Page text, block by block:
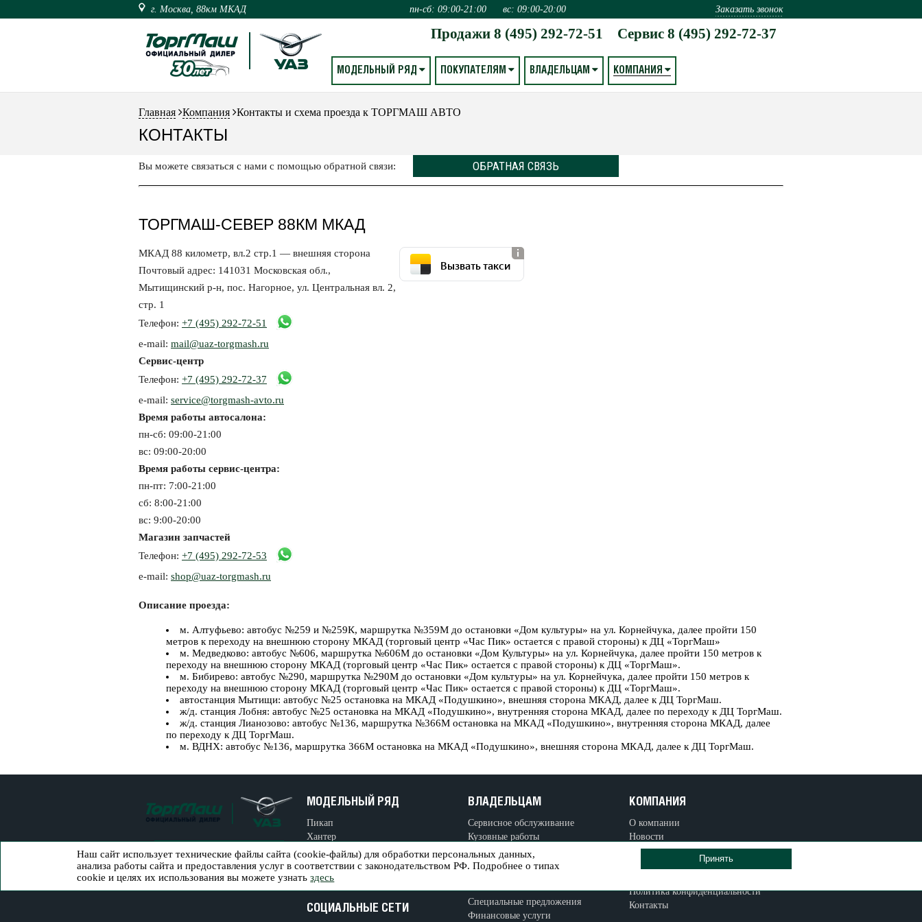
г. Москва, 88км МКАД пн-сб: 09:00-21:00 вс: 09:00-20:00 Заказать звонок
Продажи 8 (495) 292-72-51 Сервис 8 (495) 292-72-37
МОДЕЛЬНЫЙ РЯД ПОКУПАТЕЛЯМ ВЛАДЕЛЬЦАМ КОМПАНИЯ
Главная Компания Контакты и схема проезда к ТОРГМАШ АВТО
КОНТАКТЫ
Вы можете связаться с нами с помощью обратной связи: ОБРАТНАЯ СВЯЗЬ
ТОРГМАШ-СЕВЕР 88КМ МКАД
МКАД 88 километр, вл.2 стр.1 — внешняя сторона
Почтовый адрес: 141031 Московская обл.,
Мытищинский р-н, пос. Нагорное, ул. Центральная вл. 2,
стр. 1
Телефон: +7 (495) 292-72-51
e-mail: mail@uaz-torgmash.ru
Сервис-центр
Телефон: +7 (495) 292-72-37
e-mail: service@torgmash-avto.ru
Время работы автосалона:
пн-сб: 09:00-21:00
вс: 09:00-20:00
Время работы сервис-центра:
пн-пт: 7:00-21:00
сб: 8:00-21:00
вс: 9:00-20:00
Магазин запчастей
Телефон: +7 (495) 292-72-53
e-mail: shop@uaz-torgmash.ru
Вызвать такси
Описание проезда:
м. Алтуфьево: автобус №259 и №259К, маршрутка №359М до остановки «Дом культуры» на ул. Корнейчука, далее пройти 150
метров к переходу на внешнюю сторону МКАД (торговый центр «Час Пик» остается с правой стороны) к ДЦ «ТоргМаш»
м. Медведково: автобус №606, маршрутка №606М до остановки «Дом Культуры» на ул. Корнейчука, далее пройти 150 метров к
переходу на внешнюю сторону МКАД (торговый центр «Час Пик» остается с правой стороны) к ДЦ «ТоргМаш».
м. Бибирево: автобус №290, маршрутка №290М до остановки «Дом культуры» на ул. Корнейчука, далее пройти 150 метров к
переходу на внешнюю сторону МКАД (торговый центр «Час Пик» остается с правой стороны) к ДЦ «ТоргМаш».
автостанция Мытищи: автобус №25 остановка на МКАД «Подушкино», внешняя сторона МКАД, далее к ДЦ ТоргМаш.
ж/д. станция Лобня: автобус №25 остановка на МКАД «Подушкино», внутренняя сторона МКАД, далее по переходу к ДЦ ТоргМаш.
ж/д. станция Лианозово: автобус №136, маршрутка №366М остановка на МКАД «Подушкино», внутренняя сторона МКАД, далее
по переходу к ДЦ ТоргМаш.
м. ВДНХ: автобус №136, маршрутка 366М остановка на МКАД «Подушкино», внешняя сторона МКАД, далее к ДЦ ТоргМаш.
Наш сайт использует технические файлы сайта (cookie-файлы) для обработки персональных данных,
анализа работы сайта и предоставления услуг в соответствии с законодательством РФ. Подробнее о типах
cookie и целях их использования вы можете узнатьздесь
Принять
ЗАКАЗАТЬ ЗВОНОК
МОДЕЛЬНЫЙ РЯД
Пикап
Хантер
Патриот
Коммерческие автомобили
Профи
СОЦИАЛЬНЫЕ СЕТИ
ВЛАДЕЛЬЦАМ
Сервисное обслуживание
Кузовные работы
Купить запасные части
Специальные предложения
Финансовые услуги
КОМПАНИЯ
О компании
Новости
Награждение автосалона
Политика конфиденциальности
Контакты